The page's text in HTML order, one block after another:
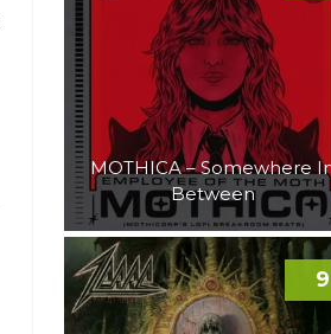
MOTHICA – Somewhere
Between
9